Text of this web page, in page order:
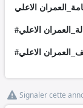
الاعلي
الاعلي
الاعلي
Signaler cette